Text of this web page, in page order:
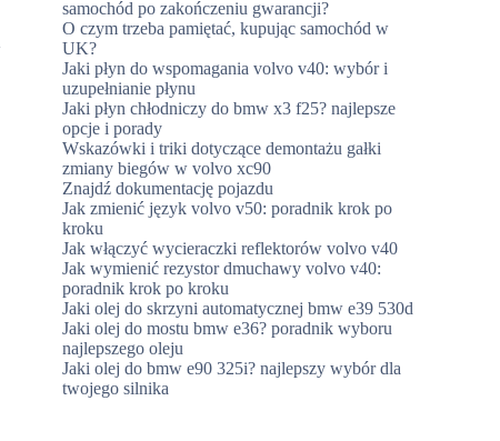
samochód po zakończeniu gwarancji?
O czym trzeba pamiętać, kupując samochód w
UK?
Jaki płyn do wspomagania volvo v40: wybór i
uzupełnianie płynu
Jaki płyn chłodniczy do bmw x3 f25? najlepsze
opcje i porady
Wskazówki i triki dotyczące demontażu gałki
zmiany biegów w volvo xc90
Znajdź dokumentację pojazdu
Jak zmienić język volvo v50: poradnik krok po
kroku
Jak włączyć wycieraczki reflektorów volvo v40
Jak wymienić rezystor dmuchawy volvo v40:
poradnik krok po kroku
Jaki olej do skrzyni automatycznej bmw e39 530d
Jaki olej do mostu bmw e36? poradnik wyboru
najlepszego oleju
Jaki olej do bmw e90 325i? najlepszy wybór dla
twojego silnika